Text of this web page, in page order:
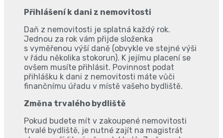
Přihlášení k dani z nemovitosti
Daň z nemovitosti je splatná každý rok.
Jednou za rok vám přijde složenka
s vyměřenou výší daně (obvykle ve stejné výši
v řádu několika stokorun). K jejímu placení se
ovšem musíte přihlásit. Povinnost podat
přihlášku k dani z nemovitosti máte vůči
finančnímu úřadu v místě vašeho bydliště.
Změna trvalého bydliště
Pokud budete mít v zakoupené nemovitosti
trvalé bydliště, je nutné zajít na magistrát